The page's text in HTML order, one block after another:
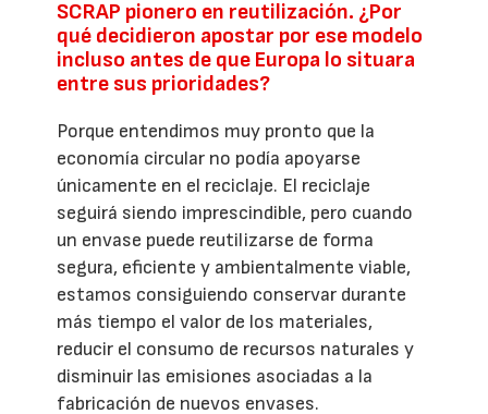
SCRAP pionero en reutilización. ¿Por
qué decidieron apostar por ese modelo
incluso antes de que Europa lo situara
entre sus prioridades?
Porque entendimos muy pronto que la
economía circular no podía apoyarse
únicamente en el reciclaje. El reciclaje
seguirá siendo imprescindible, pero cuando
un envase puede reutilizarse de forma
segura, eficiente y ambientalmente viable,
estamos consiguiendo conservar durante
más tiempo el valor de los materiales,
reducir el consumo de recursos naturales y
disminuir las emisiones asociadas a la
fabricación de nuevos envases.